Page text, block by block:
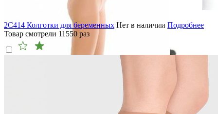
2C414 Колготки для беременных Нет в наличии Подробнее
Товар смотрели 11550 раз